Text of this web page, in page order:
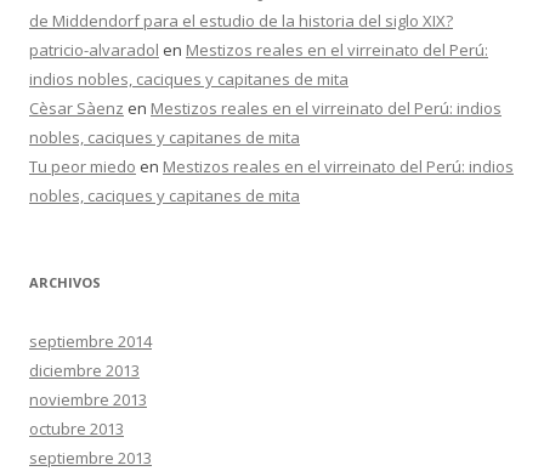
de Middendorf para el estudio de la historia del siglo XIX?
patricio-alvaradol en Mestizos reales en el virreinato del Perú:
indios nobles, caciques y capitanes de mita
Cèsar Sàenz en Mestizos reales en el virreinato del Perú: indios
nobles, caciques y capitanes de mita
Tu peor miedo en Mestizos reales en el virreinato del Perú: indios
nobles, caciques y capitanes de mita
ARCHIVOS
septiembre 2014
diciembre 2013
noviembre 2013
octubre 2013
septiembre 2013